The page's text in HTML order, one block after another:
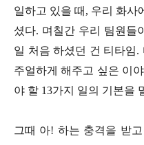
일하고 있을 때, 우리 화사
셨다. 며칠간 우리 팀원들
일 처음 하셨던 건 티타임.
주얼하게 해주고 싶은 이
야 할 13가지 일의 기본을
그때 아! 하는 충격을 받